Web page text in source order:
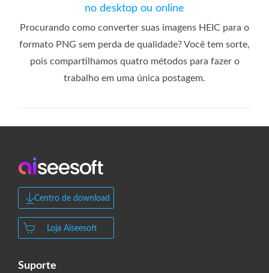
no desktop ou online
Procurando como converter suas imagens HEIC para o
formato PNG sem perda de qualidade? Você tem sorte,
pois compartilhamos quatro métodos para fazer o
trabalho em uma única postagem.
Centro de download
Loja Aiseesoft
Suporte